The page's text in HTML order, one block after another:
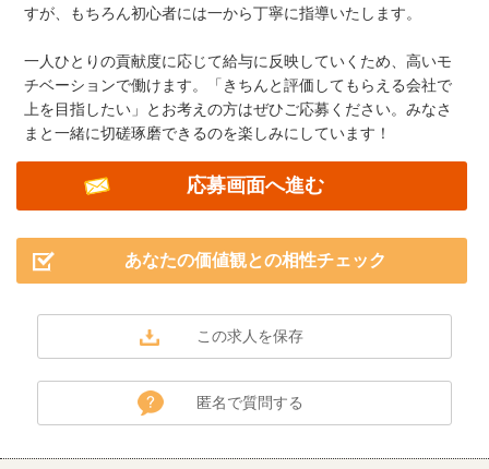
すが、もちろん初心者には一から丁寧に指導いたします。
一人ひとりの貢献度に応じて給与に反映していくため、高いモ
チベーションで働けます。「きちんと評価してもらえる会社で
上を目指したい」とお考えの方はぜひご応募ください。みなさ
まと一緒に切磋琢磨できるのを楽しみにしています！
応募画面へ進む
あなたの価値観との相性チェック
匿名で質問する